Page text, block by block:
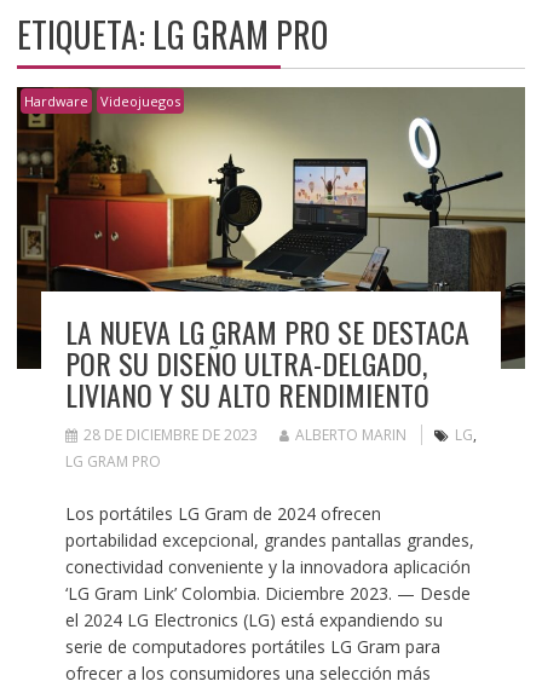
ETIQUETA: LG GRAM PRO
Hardware Videojuegos
LA NUEVA LG GRAM PRO SE DESTACA
POR SU DISEÑO ULTRA-DELGADO,
LIVIANO Y SU ALTO RENDIMIENTO
28 DE DICIEMBRE DE 2023 ALBERTO MARIN LG,
LG GRAM PRO
Los portátiles LG Gram de 2024 ofrecen
portabilidad excepcional, grandes pantallas grandes,
conectividad conveniente y la innovadora aplicación
‘LG Gram Link’ Colombia. Diciembre 2023. — Desde
el 2024 LG Electronics (LG) está expandiendo su
serie de computadores portátiles LG Gram para
ofrecer a los consumidores una selección más